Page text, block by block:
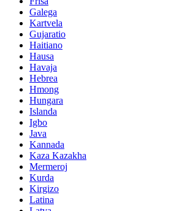
Galega
Kartvela
Gujaratio
Haitiano
Hausa
Havaja
Hebrea
Hmong
Hungara
Islanda
Igbo
Java
Kannada
Kaza Kazakha
Mermeroj
Kurda
Kirgizo
Latina